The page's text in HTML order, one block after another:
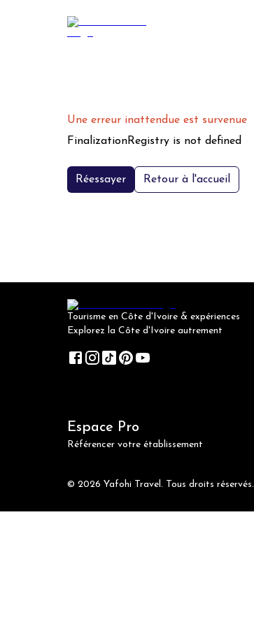
Une erreur inattendue est survenue
FinalizationRegistry is not defined
Réessayer Retour à l'accueil
Tourisme en Côte d'Ivoire & expériences
Explorez la Côte d'Ivoire autrement
Espace Pro
Référencer votre établissement
© 2026 Yafohi Travel. Tous droits réservés.